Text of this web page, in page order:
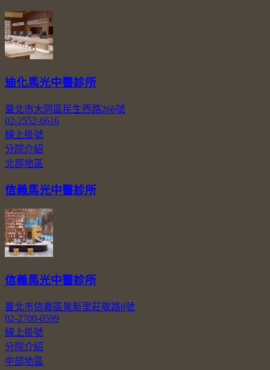
迪化馬光中醫診所
臺北市大同區民生西路266號
02-2552-6616
線上掛號
分院介紹
北部地區
信義馬光中醫診所
信義馬光中醫診所
臺北市信義區景新里莊敬路8號
02-2700-0599
線上掛號
分院介紹
中部地區